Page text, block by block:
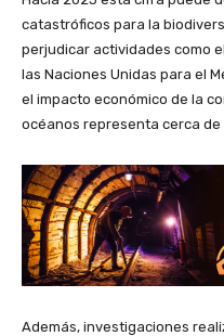
catastróficos para la
perjudicar actividades como
las Naciones Unidas para el
el impacto económico de la
océanos representa cerca de
Además, investigaciones